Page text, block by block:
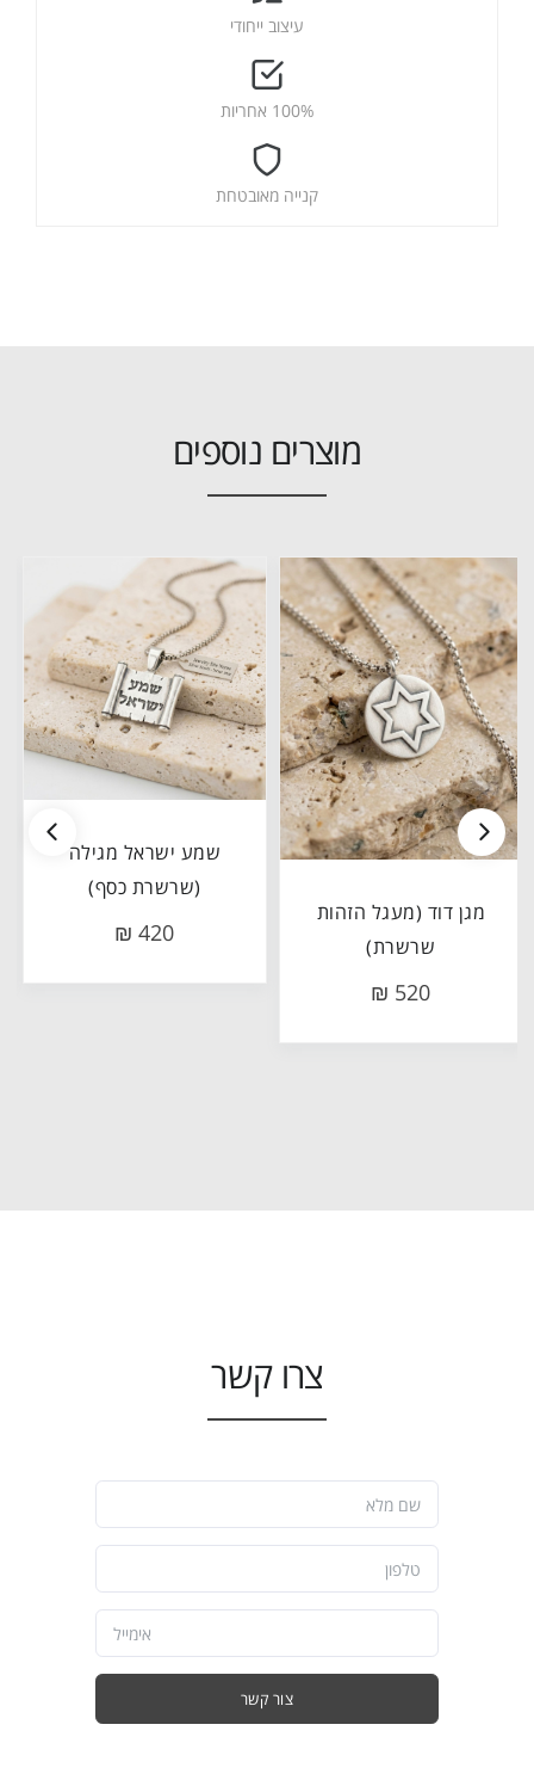
עיצוב ייחודי
100% אחריות
קנייה מאובטחת
מוצרים נוספים
שמע ישראל מגילה
(שרשרת כסף)
420 ₪
מגן דוד (מעגל הזהות
שרשרת)
520 ₪
צרו קשר
צור קשר